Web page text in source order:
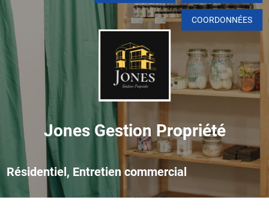
Jones Gestion Propriété
Résidentiel, Entretien commercial
COORDONNÉES